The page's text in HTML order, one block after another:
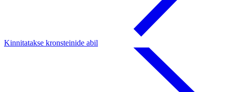
Kinnitatakse kronsteinide abil